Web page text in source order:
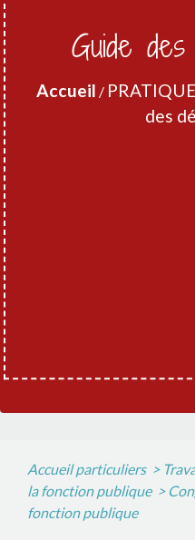
Guide
Accueil /
des
Accueil particuliers >
la fonction publique >
fonction publique